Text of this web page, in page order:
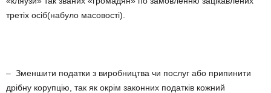
третіх осіб(набуло масовості).
– Зменшити податки з виробництва чи послуг або припинити
дрібну корупцію, так як окрім законних податків кожний